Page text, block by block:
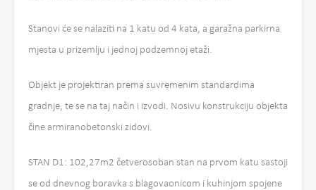
Stanovi će se nalaziti na 1 katu od 4 kata, a garažna parkirna
mjesta u prizemlju i jednoj podzemnoj etaži.
Objekt je projektiran prema suvremenim standardima
gradnje, te se na taj način i izvodi. Nosivu konstrukciju objekta
čine armiranobetonski zidovi.
STAN D1: 102,27m2 četverosoban stan na prvom katu sastoji
se od dnevnog boravka s blagovaonicom i kuhinjom spojene